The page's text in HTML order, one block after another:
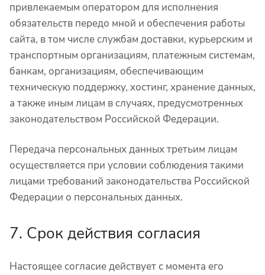
привлекаемым оператором для исполнения
обязательств передо мной и обеспечения работы
сайта, в том числе службам доставки, курьерским и
транспортным организациям, платежным системам,
банкам, организациям, обеспечивающим
техническую поддержку, хостинг, хранение данных,
а также иным лицам в случаях, предусмотренных
законодательством Российской Федерации.
Передача персональных данных третьим лицам
осуществляется при условии соблюдения такими
лицами требований законодательства Российской
Федерации о персональных данных.
7. Срок действия согласия
Настоящее согласие действует с момента его